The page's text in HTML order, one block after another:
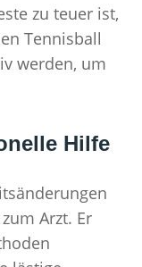
zu teuer ist,
Tennisball
werden, um
Hilfe
Arzt. Er